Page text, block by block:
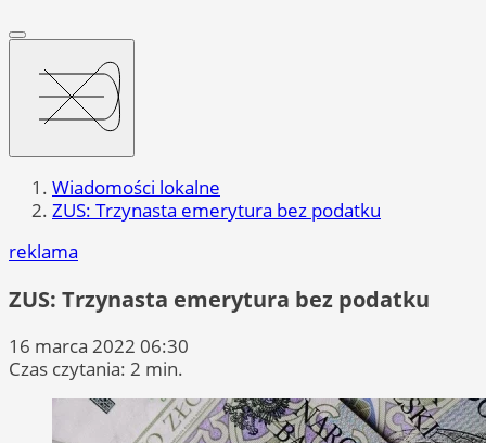
Wiadomości lokalne
ZUS: Trzynasta emerytura bez podatku
reklama
ZUS: Trzynasta emerytura bez podatku
16 marca 2022 06:30
Czas czytania: 2 min.